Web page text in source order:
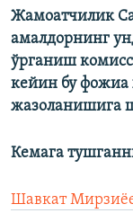
Жамоатчилик
амалдорнинг
ўрганиш
кейин бу фожиа
жазоланишига
Кемага
Шавкат